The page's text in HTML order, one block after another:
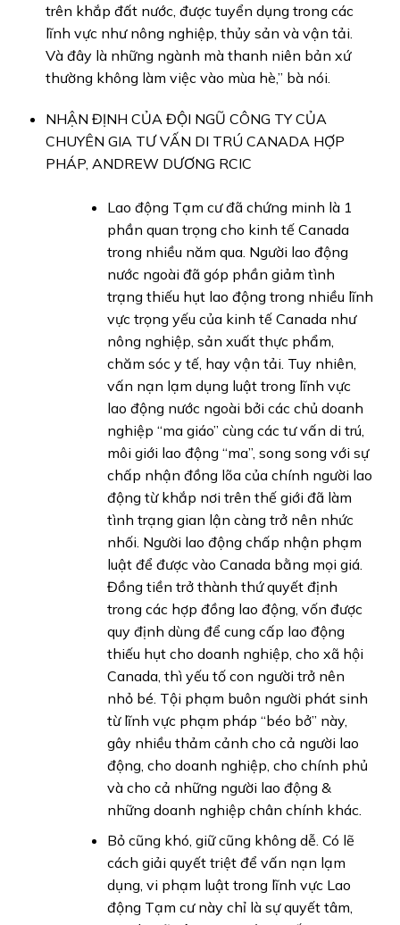
trên khắp đất nước, được tuyển dụng trong các
lĩnh vực như nông nghiệp, thủy sản và vận tải.
Và đây là những ngành mà thanh niên bản xứ
thường không làm việc vào mùa hè,” bà nói.
NHẬN ĐỊNH CỦA ĐỘI NGŨ CÔNG TY CỦA
CHUYÊN GIA TƯ VẤN DI TRÚ CANADA HỢP
PHÁP, ANDREW DƯƠNG RCIC
Lao động Tạm cư đã chứng minh là 1
phần quan trọng cho kinh tế Canada
trong nhiều năm qua. Người lao động
nước ngoài đã góp phần giảm tình
trạng thiếu hụt lao động trong nhiều lĩnh
vực trọng yếu của kinh tế Canada như
nông nghiệp, sản xuất thực phẩm,
chăm sóc y tế, hay vận tải. Tuy nhiên,
vấn nạn lạm dụng luật trong lĩnh vực
lao động nước ngoài bởi các chủ doanh
nghiệp “ma giáo” cùng các tư vấn di trú,
môi giới lao động “ma”, song song với sự
chấp nhận đồng lõa của chính người lao
động từ khắp nơi trên thế giới đã làm
tình trạng gian lận càng trở nên nhức
nhối. Người lao động chấp nhận phạm
luật để được vào Canada bằng mọi giá.
Đồng tiền trở thành thứ quyết định
trong các hợp đồng lao động, vốn được
quy định dùng để cung cấp lao động
thiếu hụt cho doanh nghiệp, cho xã hội
Canada, thì yếu tố con người trở nên
nhỏ bé. Tội phạm buôn người phát sinh
từ lĩnh vực phạm pháp “béo bở” này,
gây nhiều thảm cảnh cho cả người lao
động, cho doanh nghiệp, cho chính phủ
và cho cả những người lao động &
những doanh nghiệp chân chính khác.
Bỏ cũng khó, giữ cũng không dễ. Có lẽ
cách giải quyết triệt để vấn nạn lạm
dụng, vi phạm luật trong lĩnh vực Lao
động Tạm cư này chỉ là sự quyết tâm,